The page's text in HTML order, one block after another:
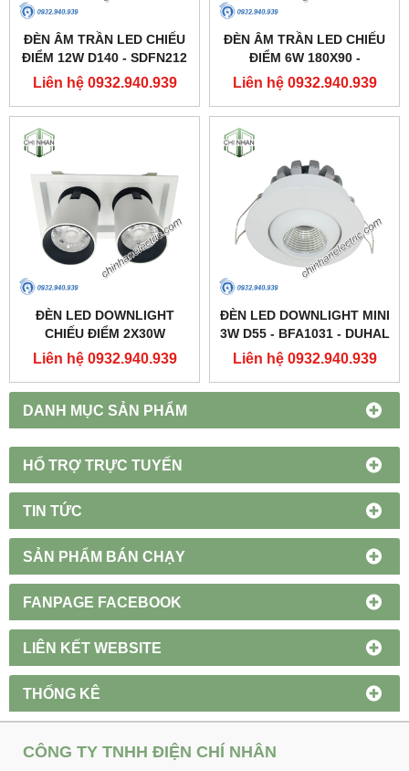
DANH MỤC SẢN PHẨM
HỔ TRỢ TRỰC TUYẾN
TIN TỨC
SẢN PHẨM BÁN CHẠY
FANPAGE FACEBOOK
LIÊN KẾT WEBSITE
THỐNG KÊ
ĐÈN ÂM TRẦN LED CHIẾU
ĐIỂM 12W D140 - SDFN212
- DUHAL
Liên hệ 0932.940.939
ĐÈN ÂM TRẦN LED CHIẾU
ĐIỂM 6W 180X90 -
SDFC202 - DUHAL
Liên hệ 0932.940.939
ĐÈN LED DOWNLIGHT
CHIẾU ĐIỂM 2X30W
250X137 - DFC2302 -
Liên hệ 0932.940.939
ĐÈN LED DOWNLIGHT MINI
3W D55 - BFA1031 - DUHAL
Liên hệ 0932.940.939
CÔNG TY TNHH ĐIỆN CHÍ NHÂN